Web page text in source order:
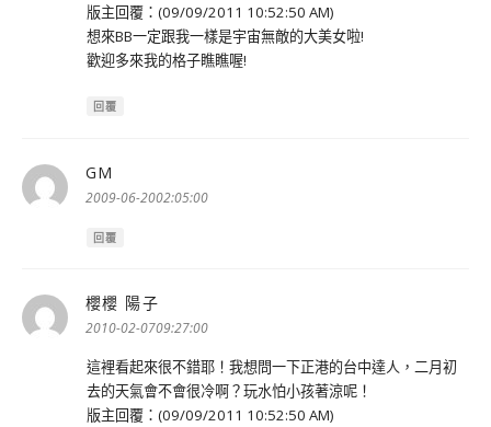
版主回覆：(09/09/2011 10:52:50 AM)
想來BB一定跟我一樣是宇宙無敵的大美女啦!
歡迎多來我的格子瞧瞧喔!
回覆
GM
示:
2009-06-2002:05:00
回覆
櫻櫻 陽子
示:
2010-02-0709:27:00
這裡看起來很不錯耶！我想問一下正港的台中達人，二月初
去的天氣會不會很冷啊？玩水怕小孩著涼呢！
版主回覆：(09/09/2011 10:52:50 AM)